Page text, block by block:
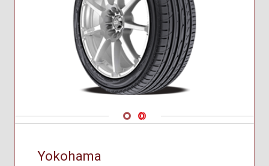
Navigate 1
Navigate 2
Yokohama